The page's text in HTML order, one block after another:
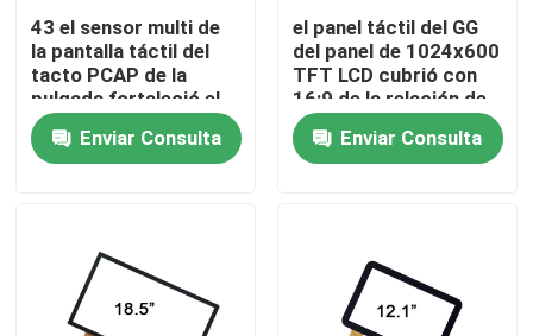
Pantalla táctil industrial
pantalla táctil del pcap
Panel táctil de GFF
Pantalla táctil antideslumbrante
43 el sensor multi de
la pantalla táctil del
tacto PCAP de la
pulgada fortaleció el
vidrio de cubierta
Enviar Consulta
el panel táctil del GG
del panel de 1024x600
TFT LCD cubrió con
16:9 de la relación de
aspecto
Enviar Consulta